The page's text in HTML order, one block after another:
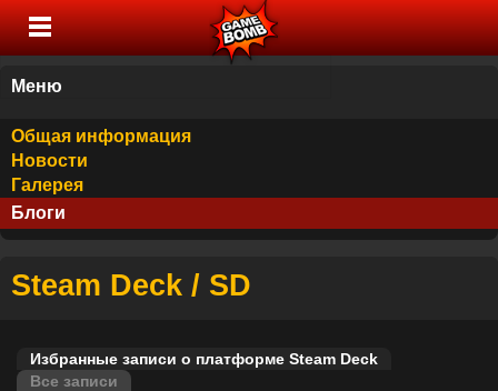
Меню
Общая информация
Новости
Галерея
Блоги
Steam Deck / SD
Избранные записи о платформе Steam Deck
Все записи